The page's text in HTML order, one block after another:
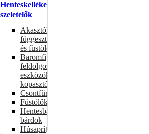
Henteskellékek,
szeletelők
Akasztók
függesztéshez
és füstöléshez
Baromfi
feldolgozó
eszközök,
kopasztók
Csontfűrészek
Füstölők
Hentesbalták,
bárdok
Húsaprítók